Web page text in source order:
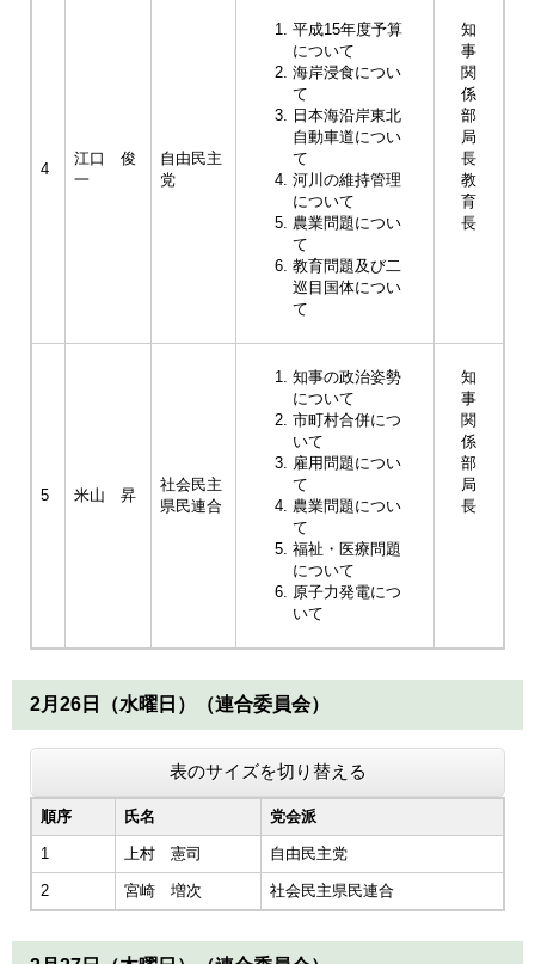
4
江口 俊
一
自由民主
党
平成15年度予算
について
海岸浸食につい
て
日本海沿岸東北
自動車道につい
て
河川の維持管理
について
農業問題につい
て
教育問題及び二
巡目国体につい
て
知
事
関
係
部
局
長
教
育
長
5 米山 昇
社会民主
県民連合
知事の政治姿勢
について
市町村合併につ
いて
雇用問題につい
て
農業問題につい
て
福祉・医療問題
について
原子力発電につ
いて
知
事
関
係
部
局
長
2月26日（水曜日）（連合委員会）
表のサイズを切り替える
順序 氏名 党会派
1 上村 憲司 自由民主党
2 宮崎 増次 社会民主県民連合